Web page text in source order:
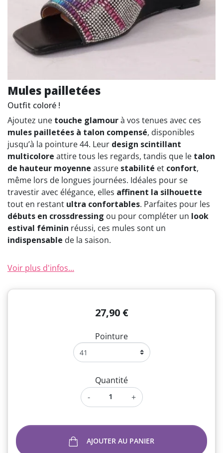
Mules pailletées
Outfit coloré !
Ajoutez une touche glamourà vos tenues avec ces
mules pailletées à talon compensé, disponibles
jusqu’à la pointure 44. Leur design scintillant
multicolore attire tous les regards, tandis que le talon
de hauteur moyenne assure stabilité et confort,
même lors de longues journées. Idéales pour se
travestir avec élégance, elles affinent la silhouette
tout en restant ultra confortables. Parfaites pour les
débuts en crossdressing ou pour compléter un look
estival féminin réussi, ces mules sont un
indispensable de la saison.
Voir plus d'infos...
27,90 €
Pointure
Quantité
-
+
AJOUTER AU PANIER